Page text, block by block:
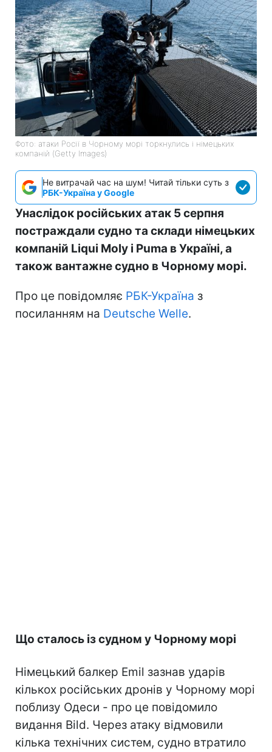
Фото: атаки Росії в Чорному морі торкнулись і німецьких
компаній (Getty Images)
Не витрачай час на шум! Читай тільки суть з
РБК-Україна у Google
Унаслідок російських атак 5 серпня
постраждали судно та склади німецьких
компаній Liqui Moly і Puma в Україні, а
також вантажне судно в Чорному морі.
Про це повідомляє РБК-Україна з
посиланням на Deutsche Welle.
Що сталось із судном у Чорному морі
Німецький балкер Emil зазнав ударів
кількох російських дронів у Чорному морі
поблизу Одеси - про це повідомило
видання Bild. Через атаку відмовили
кілька технічних систем, судно втратило